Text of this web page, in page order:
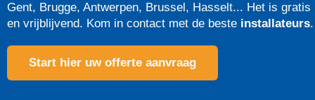
Gent, Brugge, Antwerpen, Brussel, Hasselt... Het is gratis
en vrijblijvend. Kom in contact met de beste installateurs.
Start hier uw offerte aanvraag